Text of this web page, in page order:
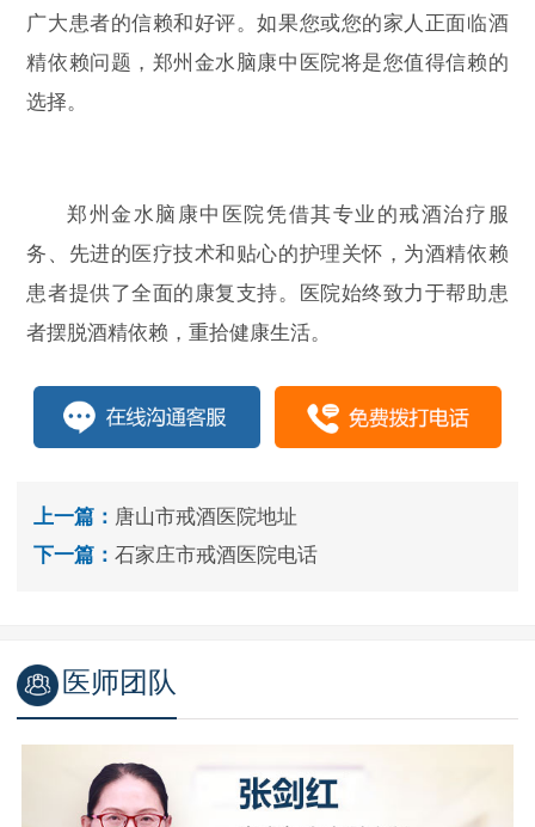
广大患者的信赖和好评。如果您或您的家人正面临酒
精依赖问题，郑州金水脑康中医院将是您值得信赖的
选择。
郑州金水脑康中医院凭借其专业的戒酒治疗服
务、先进的医疗技术和贴心的护理关怀，为酒精依赖
患者提供了全面的康复支持。医院始终致力于帮助患
者摆脱酒精依赖，重拾健康生活。
上一篇： 唐山市戒酒医院地址
下一篇： 石家庄市戒酒医院电话
医师团队